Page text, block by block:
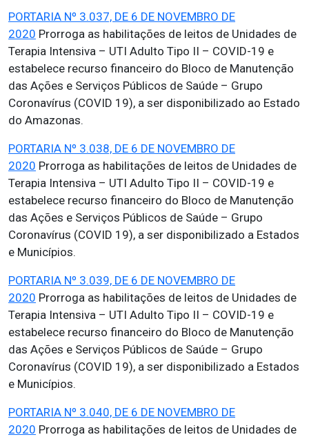
PORTARIA Nº 3.037, DE 6 DE NOVEMBRO DE
2020 Prorroga as habilitações de leitos de Unidades de
Terapia Intensiva – UTI Adulto Tipo II – COVID-19 e
estabelece recurso financeiro do Bloco de Manutenção
das Ações e Serviços Públicos de Saúde – Grupo
Coronavírus (COVID 19), a ser disponibilizado ao Estado
do Amazonas.
PORTARIA Nº 3.038, DE 6 DE NOVEMBRO DE
2020 Prorroga as habilitações de leitos de Unidades de
Terapia Intensiva – UTI Adulto Tipo II – COVID-19 e
estabelece recurso financeiro do Bloco de Manutenção
das Ações e Serviços Públicos de Saúde – Grupo
Coronavírus (COVID 19), a ser disponibilizado a Estados
e Municípios.
PORTARIA Nº 3.039, DE 6 DE NOVEMBRO DE
2020 Prorroga as habilitações de leitos de Unidades de
Terapia Intensiva – UTI Adulto Tipo II – COVID-19 e
estabelece recurso financeiro do Bloco de Manutenção
das Ações e Serviços Públicos de Saúde – Grupo
Coronavírus (COVID 19), a ser disponibilizado a Estados
e Municípios.
PORTARIA Nº 3.040, DE 6 DE NOVEMBRO DE
2020 Prorroga as habilitações de leitos de Unidades de